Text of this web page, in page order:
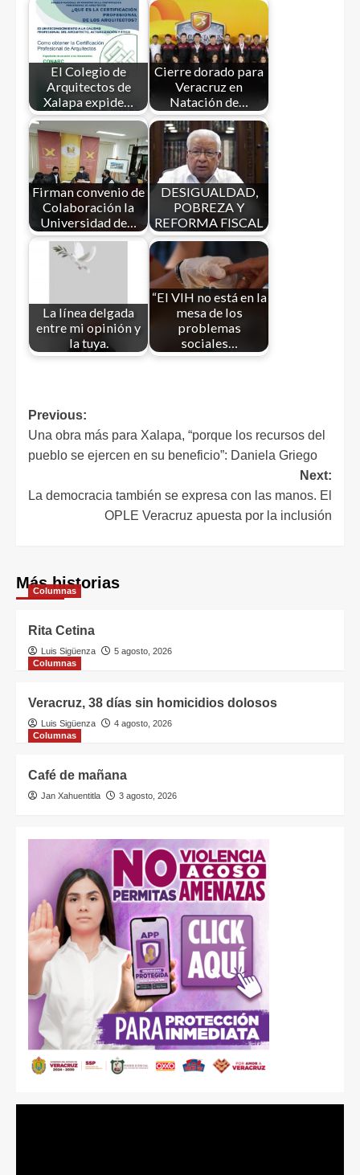
El Colegio de
Arquitectos de
Xalapa expide…
Cierre dorado para
Veracruz en
Natación de…
Firman convenio de
Colaboración la
Universidad de…
DESIGUALDAD,
POBREZA Y
REFORMA FISCAL
La línea delgada
entre mi opinión y
la tuya.
“El VIH no está en la
mesa de los
problemas
sociales…
Previous:
Una obra más para Xalapa, “porque los recursos del
pueblo se ejercen en su beneficio”: Daniela Griego
Next:
La democracia también se expresa con las manos. El
OPLE Veracruz apuesta por la inclusión
Más historias
Columnas
Rita Cetina
Luis Sigüenza
5 agosto, 2026
Columnas
Veracruz, 38 días sin homicidios dolosos
Luis Sigüenza
4 agosto, 2026
Columnas
Café de mañana
Jan Xahuentitla 3 agosto, 2026